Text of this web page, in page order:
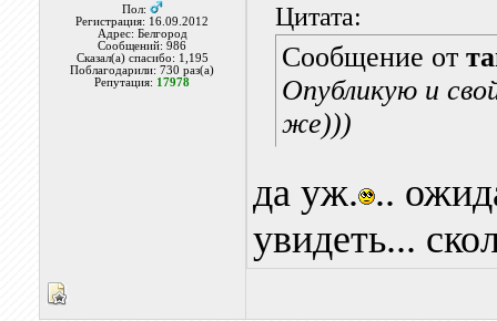
Пол:
Регистрация: 16.09.2012
Адрес: Белгород
Сообщений: 986
Сказал(а) спасибо: 1,195
Поблагодарили: 730 раз(а)
Репутация: 17978
Цитата:
Сообщение от
Опубликую и
же)))
да уж. ..
увидеть...